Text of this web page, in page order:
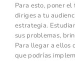
Para esto, poner el
diriges a tu
estrategia.
sus problemas,
Para llegar a ellos
que podrías